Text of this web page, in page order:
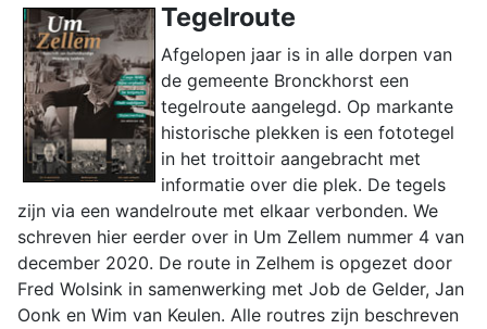
Tegelroute
Afgelopen jaar is in alle dorpen van
de gemeente Bronckhorst een
tegelroute aangelegd. Op markante
historische plekken is een fototegel
in het troittoir aangebracht met
informatie over die plek. De tegels
zijn via een wandelroute met elkaar verbonden. We
schreven hier eerder over in Um Zellem nummer 4 van
december 2020. De route in Zelhem is opgezet door
Fred Wolsink in samenwerking met Job de Gelder, Jan
Oonk en Wim van Keulen. Alle routres zijn beschreven